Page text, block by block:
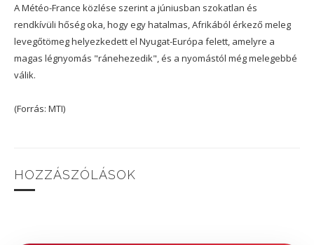
A Météo-France közlése szerint a júniusban szokatlan és
rendkívüli hőség oka, hogy egy hatalmas, Afrikából érkező meleg
levegőtömeg helyezkedett el Nyugat-Európa felett, amelyre a
magas légnyomás "ránehezedik", és a nyomástól még melegebbé
válik.
(Forrás: MTI)
HOZZÁSZÓLÁSOK